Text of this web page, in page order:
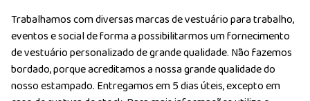
Trabalhamos com diversas marcas de vestuário para trabalho,
eventos e social de forma a possibilitarmos um fornecimento
de vestuário personalizado de grande qualidade. Não fazemos
bordado, porque acreditamos a nossa grande qualidade do
nosso estampado. Entregamos em 5 dias úteis, excepto em